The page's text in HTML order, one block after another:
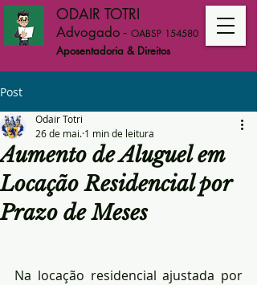
ODAIR TOTRI
Advogado - OABSP 154580
Aposentadoria & Direitos
Post
Aumento de Aluguel em
Locação Residencial por
Prazo de Meses
Odair Totri
26 de mai. 1 min de leitura
Na locação residencial ajustada por